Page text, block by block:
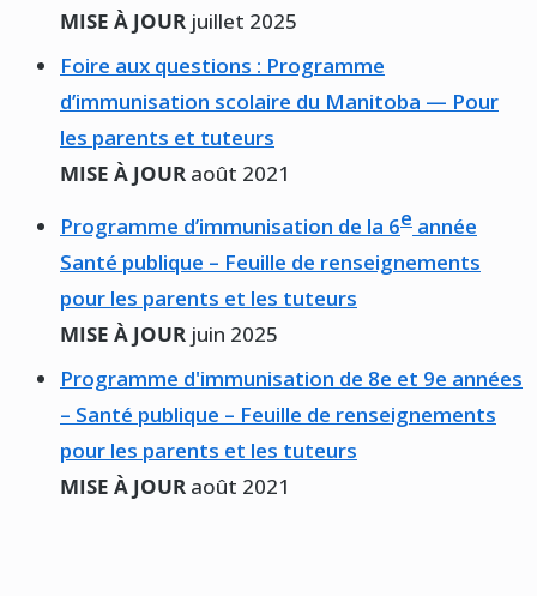
MISE À JOUR juillet 2025
Foire aux questions : Programme
d’immunisation scolaire du Manitoba — Pour
les parents et tuteurs
MISE À JOUR août 2021
Programme d’immunisation de la 6e année
Santé publique – Feuille de renseignements
pour les parents et les tuteurs
MISE À JOUR juin 2025
Programme d'immunisation de 8e et 9e années
– Santé publique – Feuille de renseignements
pour les parents et les tuteurs
MISE À JOUR août 2021